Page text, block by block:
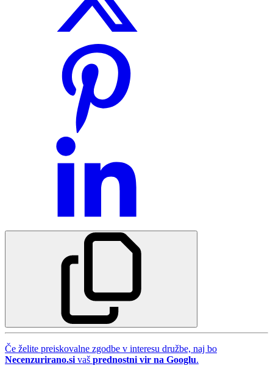
Če želite preiskovalne zgodbe v interesu družbe, naj bo
Necenzurirano.si vaš prednostni vir na Googlu.